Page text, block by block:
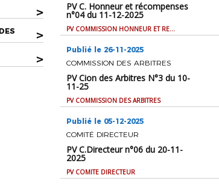
>
>
>
PV C. Honneur et récompenses
n°04 du 11-12-2025
PV COMMISSION HONNEUR ET RECOMPENSES
Publié le 26-11-2025
COMMISSION DES ARBITRES
PV Cion des Arbitres N°3 du 10-
11-25
PV COMMISSION DES ARBITRES
Publié le 05-12-2025
COMITÉ DIRECTEUR
PV C.Directeur n°06 du 20-11-
2025
PV COMITE DIRECTEUR